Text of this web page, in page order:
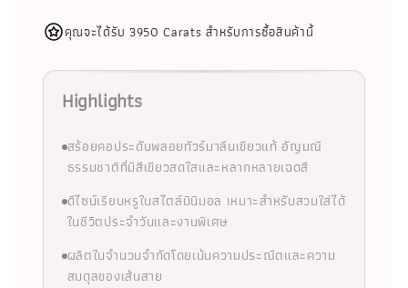
คุณจะได้รับ 3950 Carats สำหรับการซื้อสินค้านี้
Highlights
สร้อยคอประดับพลอยทัวร์มาลีนเขียวแท้ อัญมณี
ธรรมชาติที่มีสีเขียวสดใสและหลากหลายเฉดสี
ดีไซน์เรียบหรูในสไตล์มินิมอล เหมาะสำหรับสวมใส่ได้
ในชีวิตประจำวันและงานพิเศษ
ผลิตในจำนวนจำกัดโดยเน้นความประณีตและความ
สมดุลของเส้นสาย